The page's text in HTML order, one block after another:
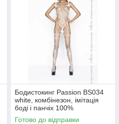
Бодистокинг Passion BS034
white, комбінезон, імітація
боді і панчіх 100%
Анонімності
Готово до відправки